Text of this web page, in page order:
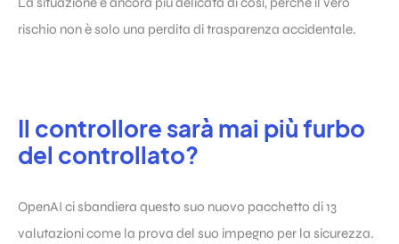
rischio non è solo una perdita di trasparenza accidentale.
Il controllore sarà mai più furbo
del controllato?
OpenAI ci sbandiera questo suo nuovo pacchetto di 13
valutazioni come la prova del suo impegno per la sicurezza.